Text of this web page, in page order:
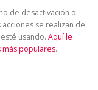
de desactivación o
se realizan de
usando. Aquí le
más populares.